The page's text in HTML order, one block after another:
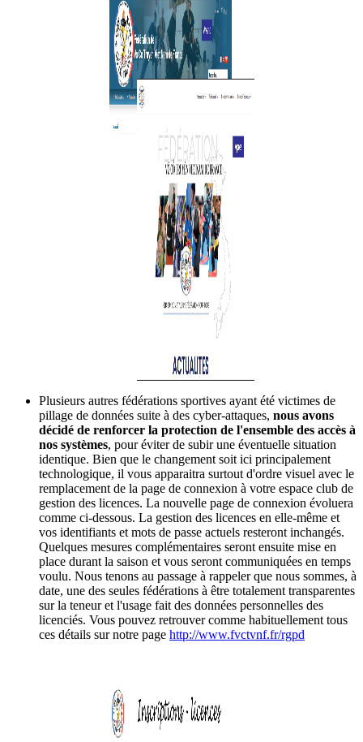
Plusieurs autres fédérations sportives ayant été victimes de
pillage de données suite à des cyber-attaques, nous avons
décidé de renforcer la protection de l'ensemble des accès à
nos systèmes, pour éviter de subir une éventuelle situation
identique. Bien que le changement soit ici principalement
technologique, il vous apparaitra surtout d'ordre visuel avec le
remplacement de la page de connexion à votre espace club de
gestion des licences. La nouvelle page de connexion évoluera
comme ci-dessous. La gestion des licences en elle-même et
vos identifiants et mots de passe actuels resteront inchangés.
Quelques mesures complémentaires seront ensuite mise en
place durant la saison et vous seront communiquées en temps
voulu. Nous tenons au passage à rappeler que nous sommes, à
date, une des seules fédérations à être totalement transparentes
sur la teneur et l'usage fait des données personnelles des
licenciés. Vous pouvez retrouver comme habituellement tous
ces détails sur notre page http://www.fvctvnf.fr/rgpd